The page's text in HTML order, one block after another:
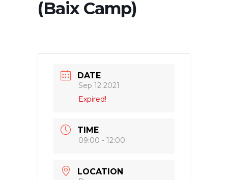
(Baix Camp)
DATE
Sep 12 2021
Expired!
TIME
09:00 - 12:00
LOCATION